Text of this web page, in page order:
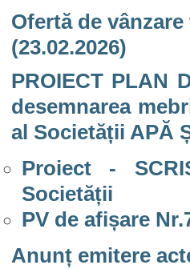
Ofertă de
(23.02.2026)
PROIECT PLAN
desemnarea
al Societății APĂ
Proiect -
Societății
PV de afișare
Anunț emitere